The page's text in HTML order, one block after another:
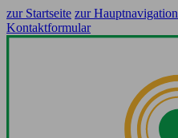
zur Startseite zur Hauptnavigation
Kontaktformular